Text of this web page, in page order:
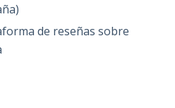
de reseñas sobre